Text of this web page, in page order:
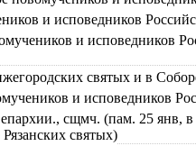
и исповедников
и исповедников
святых и в
и исповедников
сщмч. (пам. 25 янв,
святых)